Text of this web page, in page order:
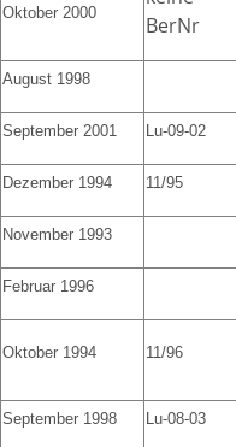
Oktober 2000
BerNr
August 1998
September 2001 Lu-09-02
Dezember 1994 11/95
November 1993
Februar 1996
Oktober 1994 11/96
September 1998 Lu-08-03